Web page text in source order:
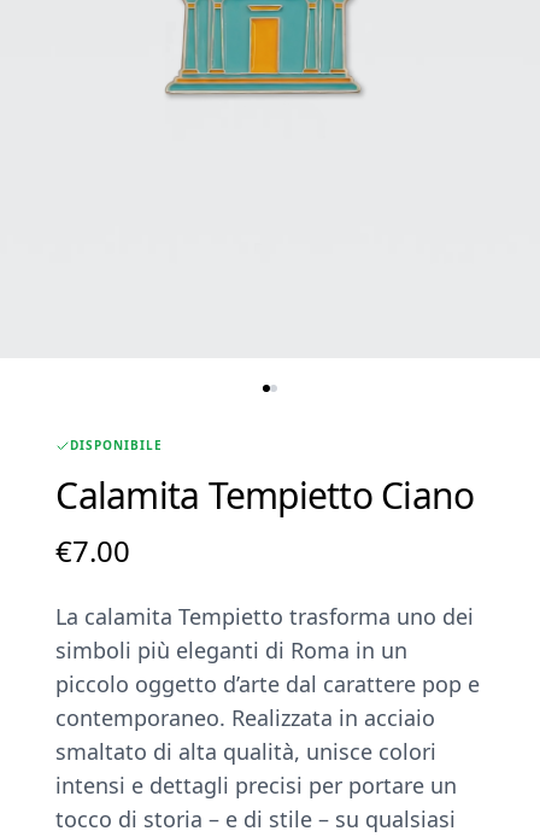
DISPONIBILE
Calamita Tempietto Ciano
€7.00
La calamita Tempietto trasforma uno dei
simboli più eleganti di Roma in un
piccolo oggetto d’arte dal carattere pop e
contemporaneo. Realizzata in acciaio
smaltato di alta qualità, unisce colori
intensi e dettagli precisi per portare un
tocco di storia – e di stile – su qualsiasi